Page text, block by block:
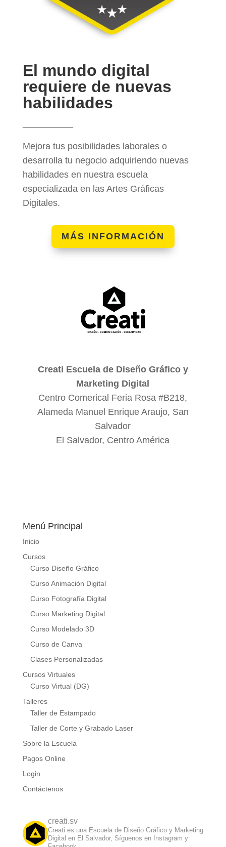
El mundo digital
requiere de nuevas
habilidades
Mejora tus posibilidades laborales o
desarrolla tu negocio adquiriendo nuevas
habilidades en nuestra escuela
especializada en las Artes Gráficas
Digitales.
MÁS INFORMACIÓN
Creati Escuela de Diseño Gráfico y
Marketing Digital
Centro Comerical Feria Rosa #B218,
Alameda Manuel Enrique Araujo, San
Salvador
El Salvador, Centro América
Menú Principal
Inicio
Cursos
Curso Diseño Gráfico
Curso Animación Digital
Curso Fotografía Digital
Curso Marketing Digital
Curso Modelado 3D
Curso de Canva
Clases Personalizadas
Cursos Virtuales
Curso Virtual (DG)
Talleres
Taller de Estampado
Taller de Corte y Grabado Laser
Sobre la Escuela
Pagos Online
Login
Contáctenos
creati.sv
Creati es una Escuela de Diseño Gráfico y Marketing
Digital en El Salvador, Síguenos en Instagram y